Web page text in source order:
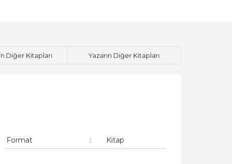
Diğer Kitapları Yazarın Diğer Kitapları
Format : Kitap